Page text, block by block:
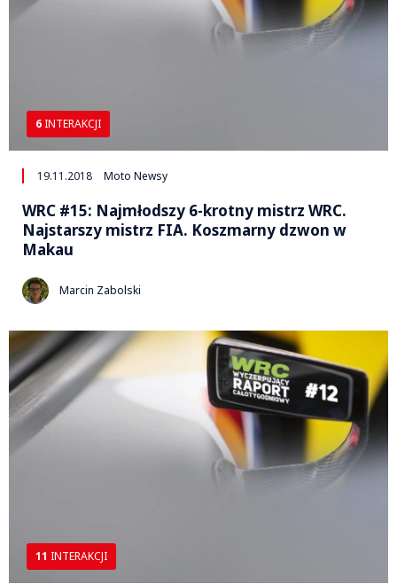
6 INTERAKCJI
19.11.2018 Moto Newsy
WRC #15: Najmłodszy 6-krotny mistrz WRC.
Najstarszy mistrz FIA. Koszmarny dzwon w
Makau
Marcin Zabolski
11 INTERAKCJI